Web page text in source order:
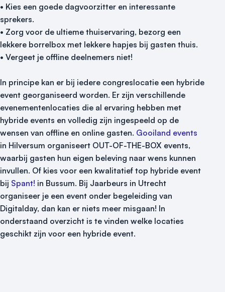
• Kies een goede dagvoorzitter en interessante
sprekers.
• Zorg voor de ultieme thuiservaring, bezorg een
lekkere borrelbox met lekkere hapjes bij gasten thuis.
• Vergeet je offline deelnemers niet!
In principe kan er bij iedere congreslocatie een hybride
event georganiseerd worden. Er zijn verschillende
evenementenlocaties die al ervaring hebben met
hybride events en volledig zijn ingespeeld op de
wensen van offline en online gasten. Gooiland events
in Hilversum organiseert OUT-OF-THE-BOX events,
waarbij gasten hun eigen beleving naar wens kunnen
invullen. Of kies voor een kwalitatief top hybride event
bij Spant! in Bussum. Bij Jaarbeurs in Utrecht
organiseer je een event onder begeleiding van
Digitalday, dan kan er niets meer misgaan! In
onderstaand overzicht is te vinden welke locaties
geschikt zijn voor een hybride event.